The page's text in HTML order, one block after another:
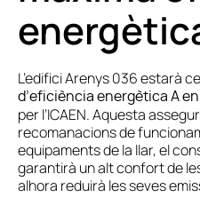
L’edifici Arenys 036 estarà
d’eficiència energètica A
per l’ICAEN. Aquesta
recomanacions de
equipaments de la llar, el
garantirà un alt confort de
alhora reduirà les seves